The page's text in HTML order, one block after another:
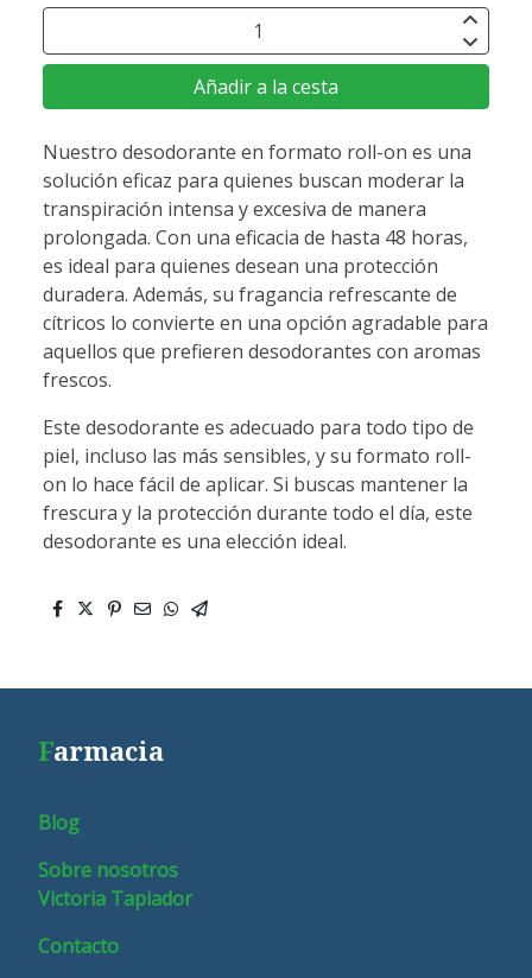
Añadir a la cesta
Nuestro desodorante en formato roll-on es una
solución eficaz para quienes buscan moderar la
transpiración intensa y excesiva de manera
prolongada. Con una eficacia de hasta 48 horas,
es ideal para quienes desean una protección
duradera. Además, su fragancia refrescante de
cítricos lo convierte en una opción agradable para
aquellos que prefieren desodorantes con aromas
frescos.
Este desodorante es adecuado para todo tipo de
piel, incluso las más sensibles, y su formato roll-
on lo hace fácil de aplicar. Si buscas mantener la
frescura y la protección durante todo el día, este
desodorante es una elección ideal.
Farmacia
Blog
Sobre nosotros
Victoria Tapiador
Contacto